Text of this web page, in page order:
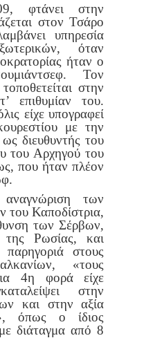
φτάνει στην
στονΤσάρο
υπηρεσία
ρικών, όταν
ήταν ο
Τον
στην
επιθυμίαν του.
είχε υπογραφεί
με την
διευθυντής του
του Αρχηγού του
που ήταν πλέον
των
τουΚαποδίστρια,
των Σέρβων,
της Ρωσίας, και
στους
«τους
4η φορά είχε
στην
και στην αξία
όπως ο ίδιος
διάταγμα από8